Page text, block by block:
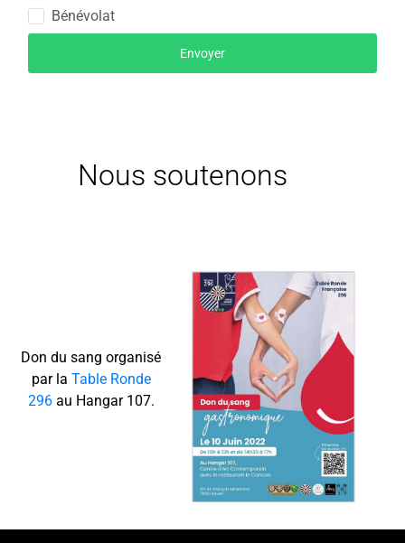
Bénévolat
Envoyer
Nous soutenons
Don du sang organisé
par la Table Ronde
296au Hangar 107.